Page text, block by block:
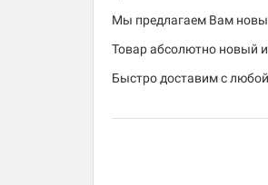
Мы предлагаем Вам
Товар абсолютно новый и
Быстро доставим с